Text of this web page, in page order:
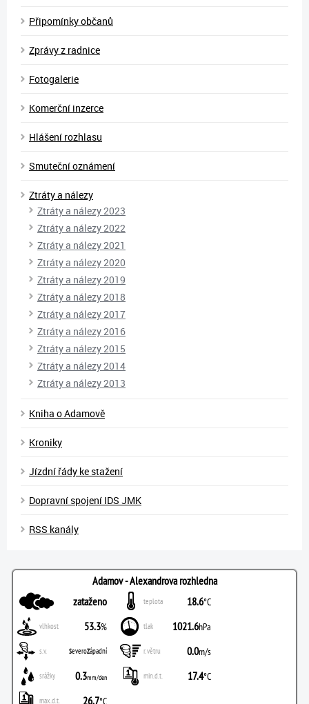
Připomínky občanů
Zprávy z radnice
Fotogalerie
Komerční inzerce
Hlášení rozhlasu
Smuteční oznámení
Ztráty a nálezy
Ztráty a nálezy 2023
Ztráty a nálezy 2022
Ztráty a nálezy 2021
Ztráty a nálezy 2020
Ztráty a nálezy 2019
Ztráty a nálezy 2018
Ztráty a nálezy 2017
Ztráty a nálezy 2016
Ztráty a nálezy 2015
Ztráty a nálezy 2014
Ztráty a nálezy 2013
Kniha o Adamově
Kroniky
Jízdní řády ke stažení
Dopravní spojení IDS JMK
RSS kanály